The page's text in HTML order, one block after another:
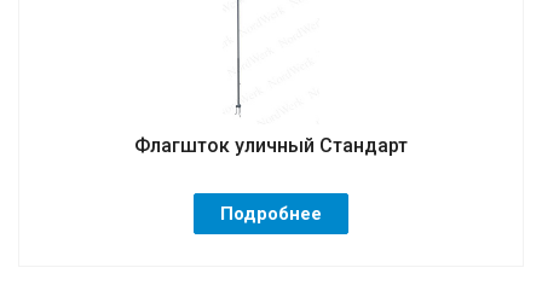
Флагшток уличный Стандарт
Подробнее